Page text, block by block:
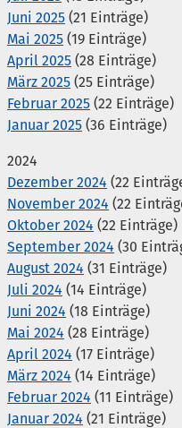
Juni 2025 (21 Einträge)
Mai 2025 (19 Einträge)
April 2025 (28 Einträge)
März 2025 (25 Einträge)
Februar 2025 (22 Einträge)
Januar 2025 (36 Einträge)
2024
Dezember 2024 (22
November 2024 (22
Oktober 2024 (22 Einträge)
September 2024 (30
August 2024 (31 Einträge)
Juli 2024 (14 Einträge)
Juni 2024 (18 Einträge)
Mai 2024 (28 Einträge)
April 2024 (17 Einträge)
März 2024 (14 Einträge)
Februar 2024 (11 Einträge)
Januar 2024 (21 Einträge)